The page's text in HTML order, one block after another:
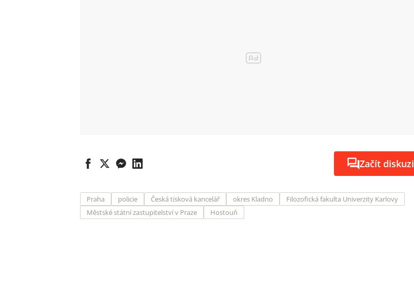
Začít diskuzi
Praha policie Česká tisková kancelář okres Kladno
Filozofická fakulta Univerzity Karlovy
Městské státní zastupitelství v Praze
Hostouň